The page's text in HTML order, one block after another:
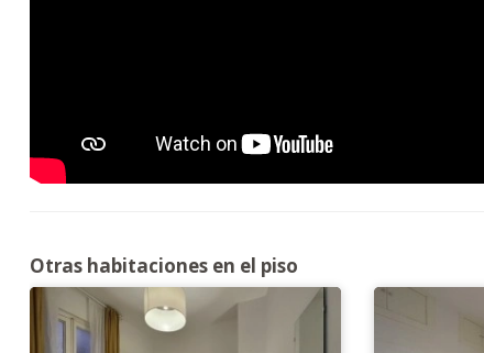
Otras habitaciones en el piso